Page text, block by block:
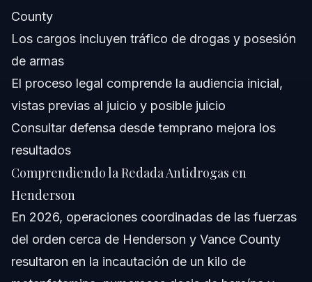
County
Los cargos incluyen tráfico de drogas y posesión
de armas
El proceso legal comprende la audiencia inicial,
vistas previas al juicio y posible juicio
Consultar defensa desde temprano mejora los
resultados
Comprendiendo la Redada Antidrogas en
Henderson
En 2026, operaciones coordinadas de las fuerzas
del orden cerca de Henderson y Vance County
resultaron en la incautación de un kilo de